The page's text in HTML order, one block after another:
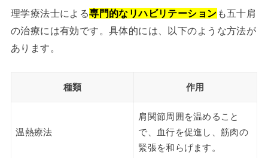
理学療法士による専門的なリハビリテーション も五十肩
の治療には有効です。具体的には、以下のような方法が
あります。
種類 作用
温熱療法
肩関節周囲を温めること
で、血行を促進し、筋肉の
緊張を和らげます。